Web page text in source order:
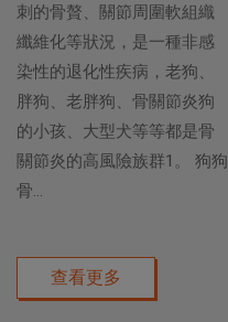
刺的骨贅、關節周圍軟組織
纖維化等狀況，是一種非感
染性的退化性疾病，老狗、
胖狗、老胖狗、骨關節炎狗
的小孩、大型犬等等都是骨
關節炎的高風險族群1。 狗狗
骨...
查看更多